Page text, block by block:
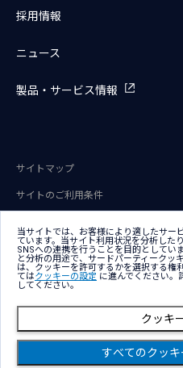
採用情報
ニュース
製品・サービス情報
サイトマップ
サイトのご利用条件
クッキー（Cookie）プリファレン
ス
Copyright © NTT DATA Group
当サイトでは、お客様により適したサー
ています。当サイト利用状況を分析した
SNSへの連携を行うことを目的としてい
と分析の用途で、サードパーティークッ
は、クッキーを許可するかを選択する権
てはクッキーの設定 に進んでください。
してください。
すべてのクッ
クッキ